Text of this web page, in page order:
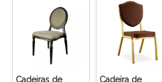
comercial
Cadeiras de Cadeira de